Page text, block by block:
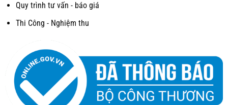
Quy trình tư vấn - báo giá
Thi Công - Nghiệm thu